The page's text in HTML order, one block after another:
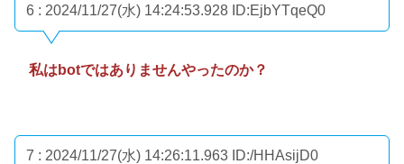
6 : 2024/11/27(水) 14:24:53.928 ID:EjbYTqeQ0
私はbotではありませんやったのか？
7 : 2024/11/27(水) 14:26:11.963 ID:/HHAsijD0